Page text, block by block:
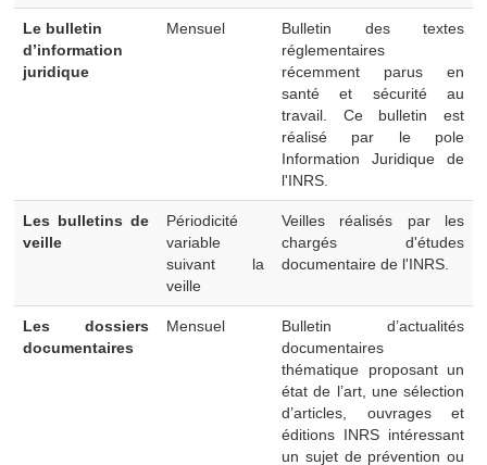
Le bulletin
d’information
juridique
Mensuel
Bulletin des textes
réglementaires
récemment parus en
santé et sécurité au
travail. Ce bulletin est
réalisé par le pole
Information Juridique de
l'INRS.
Les bulletins de
veille
Périodicité
variable
suivant la
veille
Veilles réalisés par les
chargés d'études
documentaire de l'INRS.
Les dossiers
documentaires
Mensuel
Bulletin d’actualités
documentaires
thématique proposant un
état de l’art, une sélection
d’articles, ouvrages et
éditions INRS intéressant
un sujet de prévention ou